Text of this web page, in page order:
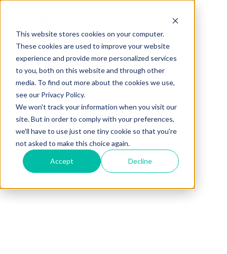
This website stores cookies on your computer.
These cookies are used to improve your website
experience and provide more personalized services
to you, both on this website and through other
media. To find out more about the cookies we use,
see our Privacy Policy.
We won't track your information when you visit our
site. But in order to comply with your preferences,
we'll have to use just one tiny cookie so that you're
not asked to make this choice again.
Accept Decline